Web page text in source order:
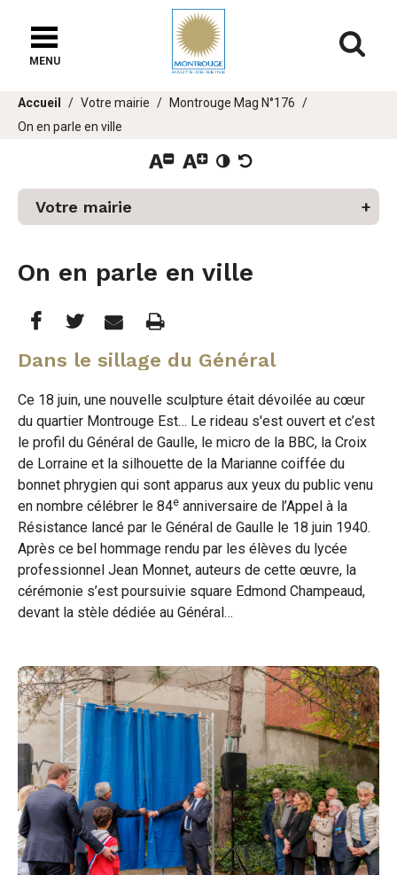
chat
MENU
Vous
êtes
Accueil Votre mairie
Montrouge Mag N°176
On en parle en ville
Votre mairie
On en parle en ville
Partager
cette
page
sur
Facebook
Partager
cette
sur
Twitter
Partager
cette
page
par
e-
mail
Imprimer
Dans le sillage du Général
Ce 18 juin, une nouvelle sculpture était dévoilée au cœur
du quartier Montrouge Est… Le rideau s'est ouvert et c’est
le profil du Général de Gaulle, le micro de la BBC, la Croix
de Lorraine et la silhouette de la Marianne coiffée du
bonnet phrygien qui sont apparus aux yeux du public venu
en nombre célébrer le 84e anniversaire de l’Appel à la
Résistance lancé par le Général de Gaulle le 18 juin 1940.
Après ce bel hommage rendu par les élèves du lycée
professionnel Jean Monnet, auteurs de cette œuvre, la
cérémonie s’est poursuivie square Edmond Champeaud,
devant la stèle dédiée au Général…